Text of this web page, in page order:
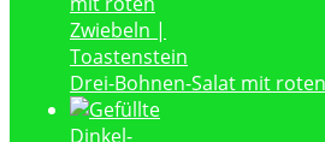
Drei-Bohnen-Salat mit